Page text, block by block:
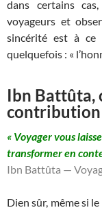
dans certains
voyageurs et
sincérité est à ce
quelquefois : «
Ibn Battûta,
contribution
« Voyager vous
transformer en
Ibn Battûta —
Dien sûr, même si le